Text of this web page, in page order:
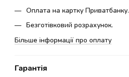
Оплата на картку Приватбанку.
Безготівковий розрахунок.
Більше інформації про оплату
Гарантія